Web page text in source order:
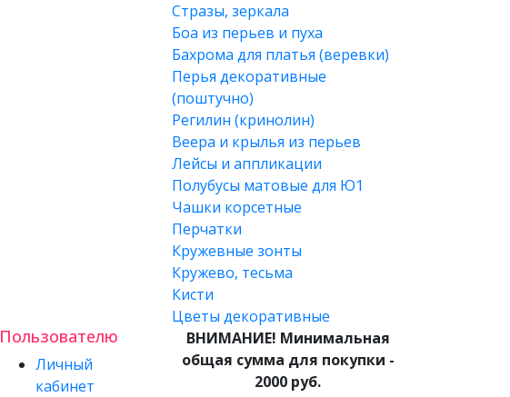
Стразы, зеркала
Боа из перьев и пуха
Бахрома для платья (веревки)
Перья декоративные
(поштучно)
Регилин (кринолин)
Веера и крылья из перьев
Лейсы и аппликации
Полубусы матовые для Ю1
Чашки корсетные
Перчатки
Кружевные зонты
Кружево, тесьма
Кисти
Цветы декоративные
Пользователю
Личный
кабинет
ВНИМАНИЕ! Минимальная
общая сумма для покупки -
2000 руб.